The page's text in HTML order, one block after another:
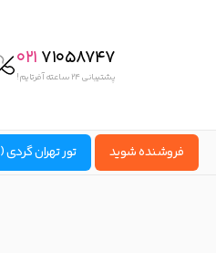
021 71058747
پشتیبانی ۲۴ ساعته آفرتایم!
فروشنده شوید تور تهران گردی (VIP